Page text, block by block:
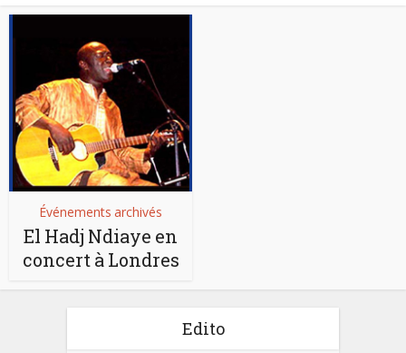
Événements archivés
El Hadj Ndiaye en
concert à Londres
Edito